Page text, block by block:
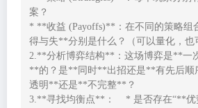
案？
* **收益 (Payoffs)**：在不同的策略组
得与失**分别是什么？（可以量化，也
2.**分析博弈结构**：这场博弈是**一
**的？是**同时**出招还是**有先后顺
透明**还是**不完整**？
3.**寻找均衡点**：    * 是否存在“**